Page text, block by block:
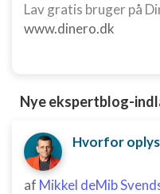
Lav gratis bruger på
www.dinero.dk
Nye ekspertblog-
Hvorfor
af Mikkel deMib